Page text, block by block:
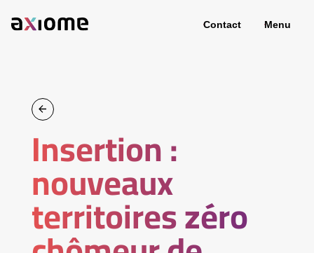
Contact Menu
Insertion :
nouveaux
territoires zéro